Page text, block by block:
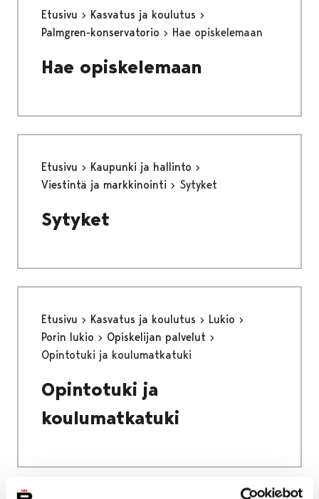
Etusivu
Kasvatus ja koulutus
Palmgren-konservatorio
Hae opiskelemaan
Hae opiskelemaan
Etusivu
Kaupunki ja hallinto
Viestintä ja markkinointi
Sytyket
Sytyket
Etusivu Kasvatus ja koulutus
Lukio
Porin lukio
Opiskelijan palvelut
Opintotuki ja koulumatkatuki
Opintotuki ja
koulumatkatuki